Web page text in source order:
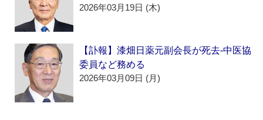
2026年03月19日 (木)
【訃報】漆畑日薬元副会長が死去‐中医協
委員など務める
2026年03月09日 (月)